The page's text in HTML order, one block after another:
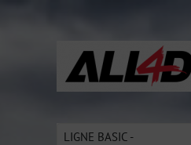
LIGNE BASIC -